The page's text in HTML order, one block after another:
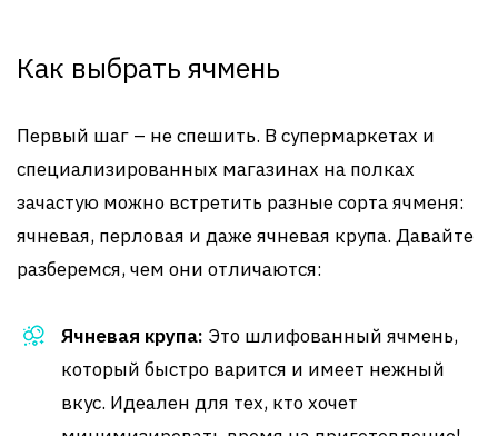
Как выбрать ячмень
Первый шаг – не спешить. В супермаркетах и
специализированных магазинах на полках
зачастую можно встретить разные сорта ячменя:
ячневая, перловая и даже ячневая крупа. Давайте
разберемся, чем они отличаются:
Ячневая крупа: Это шлифованный ячмень,
который быстро варится и имеет нежный
вкус. Идеален для тех, кто хочет